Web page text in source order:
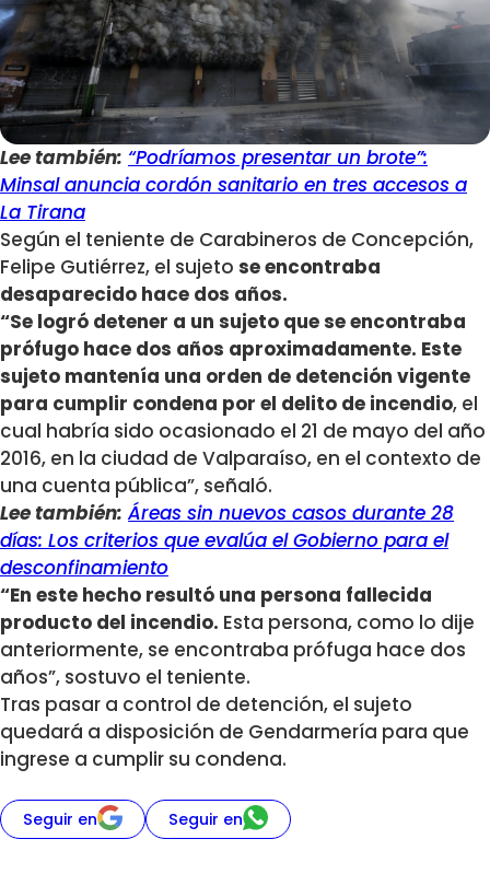
Lee también: “Podríamos presentar un brote”:
Minsal anuncia cordón sanitario en tres accesos a
La Tirana
Según el teniente de Carabineros de Concepción,
Felipe Gutiérrez, el sujeto se encontraba
desaparecido hace dos años.
“Se logró detener a un sujeto que se encontraba
prófugo hace dos años aproximadamente. Este
sujeto mantenía una orden de detención vigente
para cumplir condena por el delito de incendio, el
cual habría sido ocasionado el 21 de mayo del año
2016, en la ciudad de Valparaíso, en el contexto de
una cuenta pública”, señaló.
Lee también: Áreas sin nuevos casos durante 28
días: Los criterios que evalúa el Gobierno para el
desconfinamiento
“En este hecho resultó una persona fallecida
producto del incendio. Esta persona, como lo dije
anteriormente, se encontraba prófuga hace dos
años”, sostuvo el teniente.
Tras pasar a control de detención, el sujeto
quedará a disposición de Gendarmería para que
ingrese a cumplir su condena.
Seguir en Seguir en